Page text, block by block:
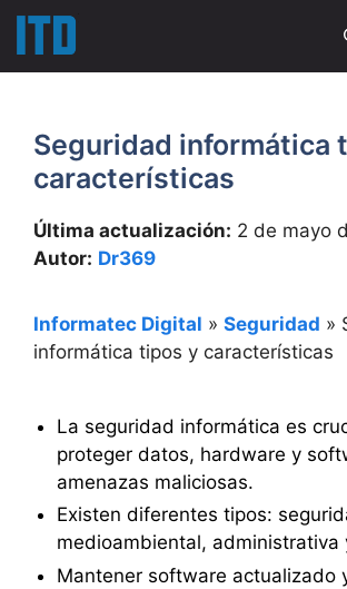
Saltar
contenido
Seguridad informática
características
Última actualización: 2 de mayo
Autor: Dr369
Informatec Digital » Seguridad »
informática tipos y características
La seguridad informática es
proteger datos, hardware y
amenazas maliciosas.
Existen diferentes tipos:
medioambiental, administrativa
Mantener software actualizado